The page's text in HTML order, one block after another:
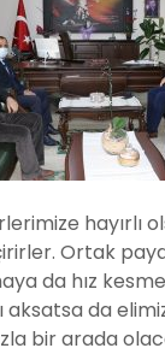
hayırlı
Ortak
da hız
aksatsa da
bir arada